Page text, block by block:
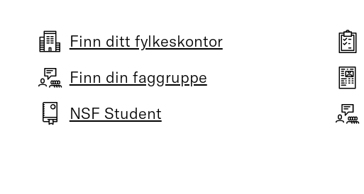
Finn ditt fylkeskontor
Finn din faggruppe
NSF Student